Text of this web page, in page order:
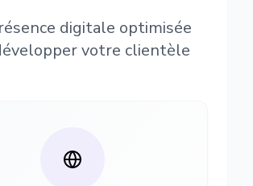
digitale optimisée
votre clientèle